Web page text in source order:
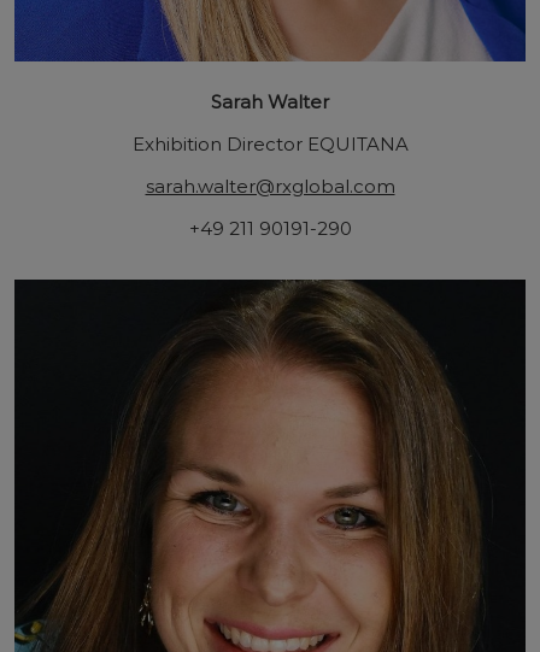
Sarah Walter
Exhibition Director EQUITANA
sarah.walter@rxglobal.com
+49 211 90191-290